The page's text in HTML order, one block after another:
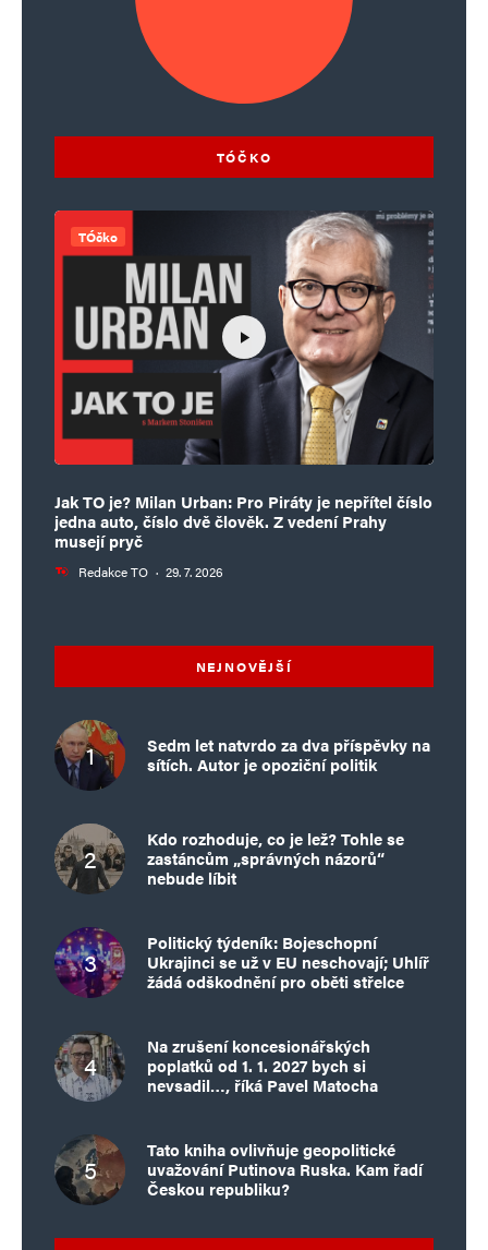
TÓČKO
TÓčko
Jak TO je? Milan Urban: Pro Piráty je nepřítel číslo
jedna auto, číslo dvě člověk. Z vedení Prahy
musejí pryč
Redakce TO · 29. 7. 2026
NEJNOVĚJŠÍ
Sedm let natvrdo za dva příspěvky na
sítích. Autor je opoziční politik
Kdo rozhoduje, co je lež? Tohle se
zastáncům „správných názorů“
nebude líbit
Politický týdeník: Bojeschopní
Ukrajinci se už v EU neschovají; Uhlíř
žádá odškodnění pro oběti střelce
Na zrušení koncesionářských
poplatků od 1. 1. 2027 bych si
nevsadil…, říká Pavel Matocha
Tato kniha ovlivňuje geopolitické
uvažování Putinova Ruska. Kam řadí
Českou republiku?